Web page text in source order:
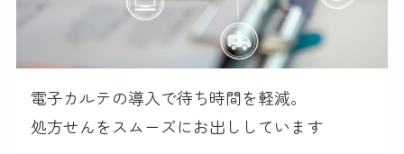
電子カルテの導入で待ち時間を軽減。
処方せんをスムーズにお出ししています